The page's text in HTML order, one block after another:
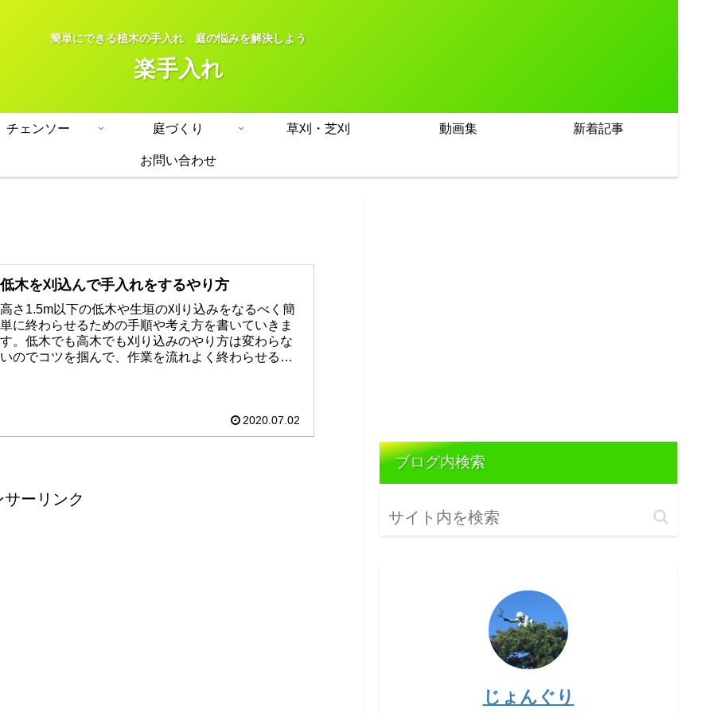
簡単にできる植木の手入れ 庭の悩みを解決しよう
楽手入れ
チェンソー 庭づくり 草刈・芝刈 動画集 新着記事
お問い合わせ
低木を刈込んで手入れをするやり方
高さ1.5m以下の低木や生垣の刈り込みをなるべく簡
単に終わらせるための手順や考え方を書いていきま
す。低木でも高木でも刈り込みのやり方は変わらな
いのでコツを掴んで、作業を流れよく終わらせるた
2020.07.02
サーリンク
ブログ内検索
じょんぐり